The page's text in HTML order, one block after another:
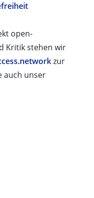
open-
Kritik stehen wir
zur
auch unser